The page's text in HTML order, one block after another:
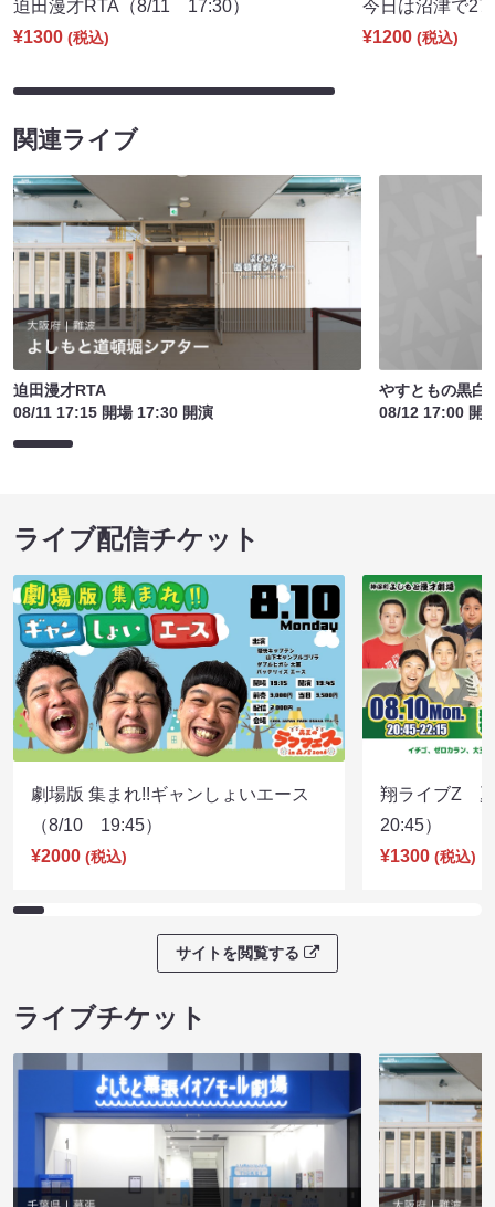
迫田漫才RTA（8/11 17:30）
¥1300 (税込)
今日は沼津で
¥1200 (税込)
関連ライブ
迫田漫才RTA
08/11 17:15 開場 17:30 開演
やすともの黒白
08/12 17:00 開
ライブ配信チケット
劇場版 集まれ!!ギャンしょいエース
（8/10 19:45）
¥2000 (税込)
翔ライブZ
20:45）
¥1300 (税込)
サイトを閲覧する
ライブチケット